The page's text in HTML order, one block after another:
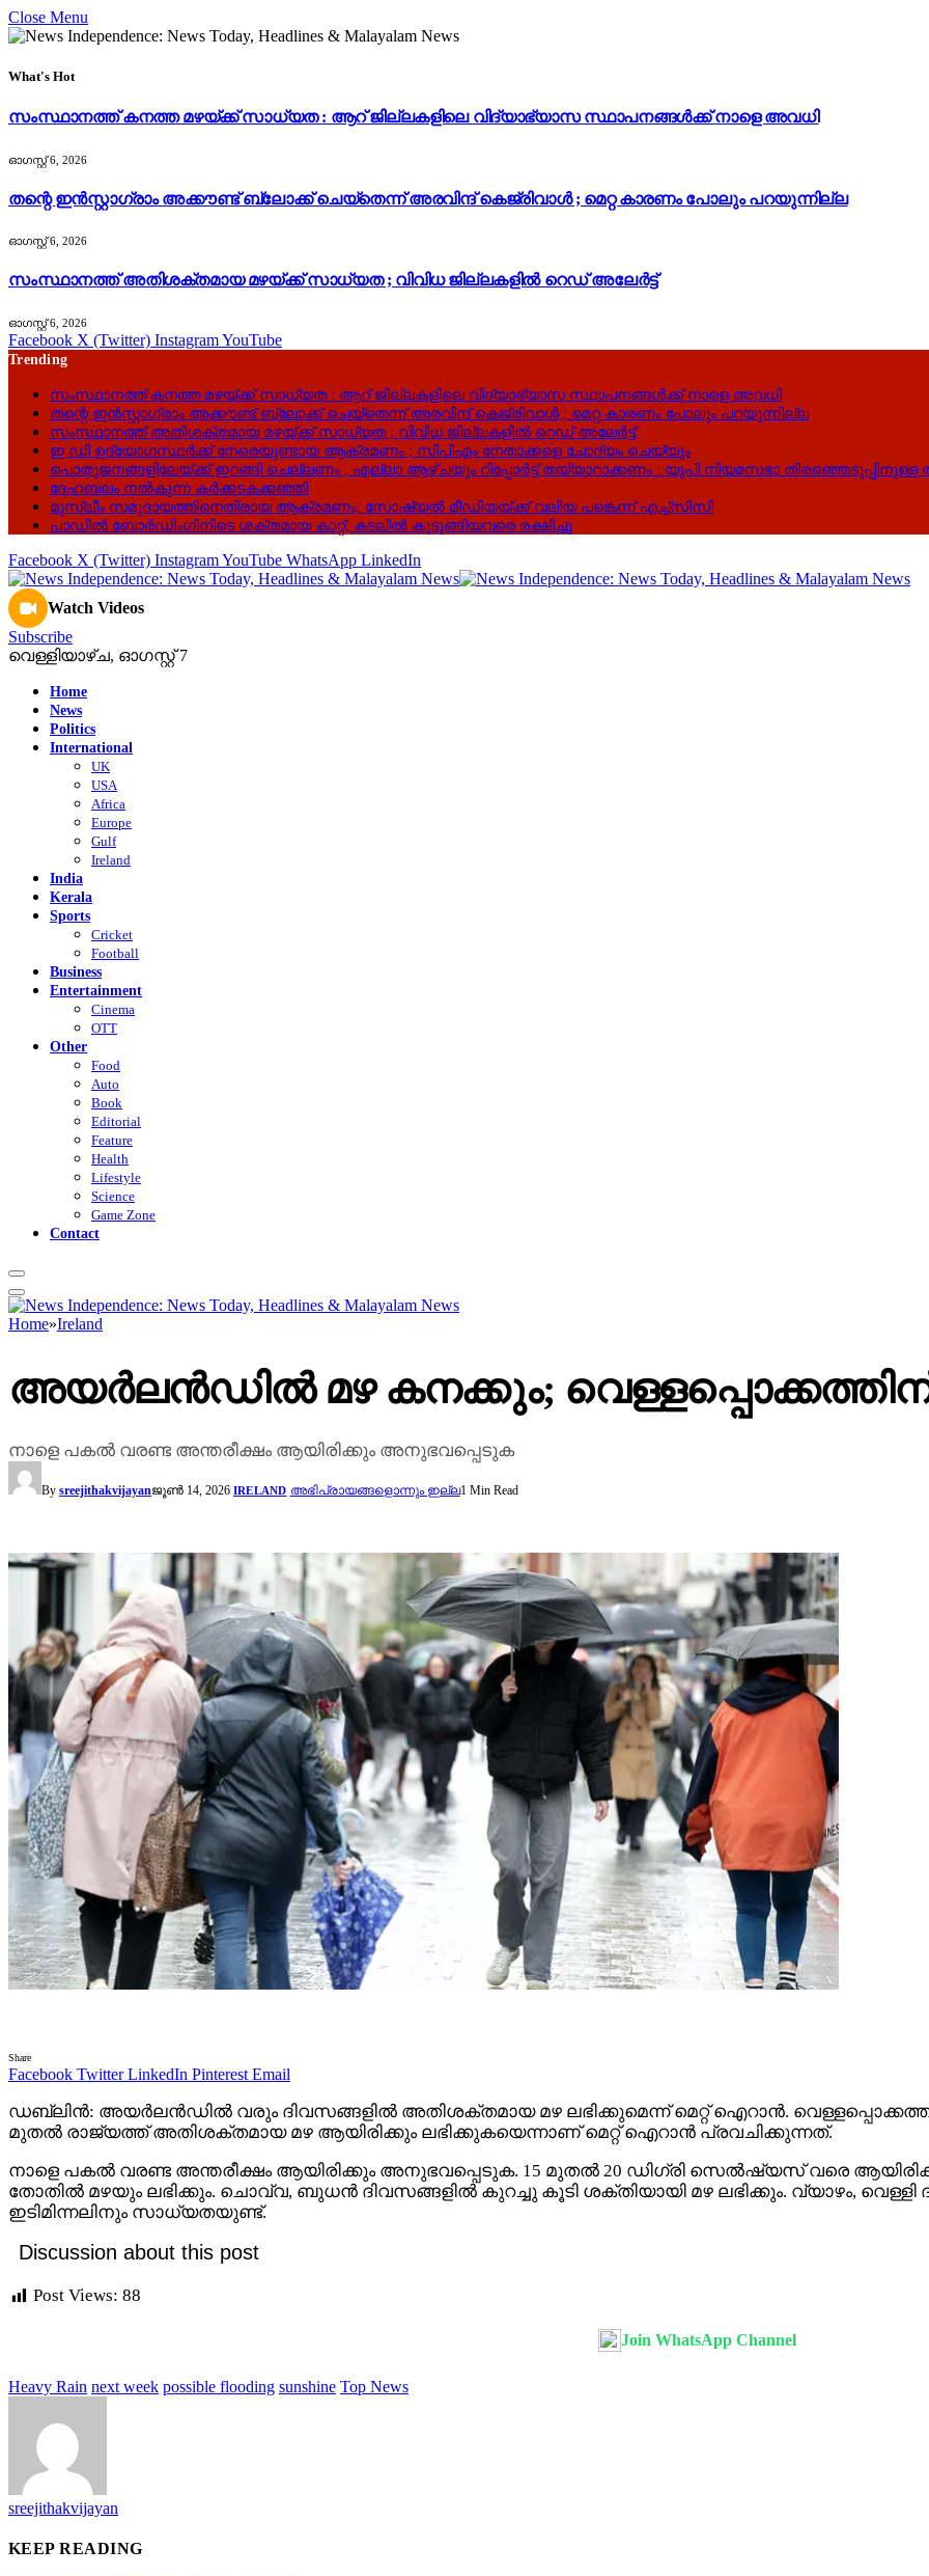
Close Menu
What's Hot
സംസ്ഥാനത്ത് കനത്ത മഴയ്ക്ക് സാധ്യത : ആറ് ജില്ലകളിലെ വിദ്യാഭ്യാസ സ്ഥാപനങ്ങൾക്ക് നാളെ അവധി
ഓഗസ്റ്റ്‌ 6, 2026
തന്റെ ഇൻസ്റ്റാഗ്രാം അക്കൗണ്ട് ബ്ലോക്ക് ചെയ്തെന്ന് അരവിന്ദ് കെജ്‌രിവാൾ ; മെറ്റ കാരണം പോലും പറയുന്നില്ല
ഓഗസ്റ്റ്‌ 6, 2026
സംസ്ഥാനത്ത് അതിശക്തമായ മഴയ്ക്ക് സാധ്യത ; വിവിധ ജില്ലകളിൽ റെഡ് അലേർട്ട്
ഓഗസ്റ്റ്‌ 6, 2026
Facebook X (Twitter) InstagramYouTube
Trending
സംസ്ഥാനത്ത് കനത്ത മഴയ്ക്ക് സാധ്യത : ആറ് ജില്ലകളിലെ വിദ്യാഭ്യാസ സ്ഥാപനങ്ങൾക്ക് നാളെ അവധി
തന്റെ ഇൻസ്റ്റാഗ്രാം അക്കൗണ്ട് ബ്ലോക്ക് ചെയ്തെന്ന് അരവിന്ദ് കെജ്‌രിവാൾ ; മെറ്റ കാരണം പോലും പറയുന്നില്ല
സംസ്ഥാനത്ത് അതിശക്തമായ മഴയ്ക്ക് സാധ്യത ; വിവിധ ജില്ലകളിൽ റെഡ് അലേർട്ട്
ഇ ഡി ഉദ്യോഗസ്ഥർക്ക് നേരെയുണ്ടായ ആക്രമണം ; സിപിഎം നേതാക്കളെ ചോദ്യം ചെയ്യും
പൊതുജനങ്ങളിലേയ്ക്ക് ഇറങ്ങി ചെല്ലണം , എല്ലാ ആഴ്ചയും റിപ്പോർട്ട് തയ്യാറാക്കണം : യുപി നിയമസഭാ
ദേഹബലം നൽകുന്ന കർക്കടകക്കഞ്ഞി
മുസ്ലീം സമുദായത്തിനെതിരായ ആക്രമണം; സോഷ്യൽ മീഡിയയ്ക്ക് വലിയ പങ്കെന്ന് എച്ച്‌സിസി
പാഡിൽ ബോർഡിംഗിനിടെ ശക്തമായ കാറ്റ്; കടലിൽ കുടുങ്ങിയവരെ രക്ഷിച്ചു
Facebook X (Twitter) InstagramYouTube WhatsApp LinkedIn
Watch Videos
Subscribe
വെള്ളിയാഴ്‌ച, ഓഗസ്റ്റ്‌ 7
Home
News
Politics
International
UK
USA
Africa
Europe
Gulf
Ireland
India
Kerala
Sports
Cricket
Football
Business
Entertainment
Cinema
OTT
Other
Food
Auto
Book
Editorial
Feature
Health
Lifestyle
Science
Game Zone
Contact
Home»Ireland
അയർലൻഡിൽ മഴ കനക്കും;
നാളെ പകൽ വരണ്ട അന്തരീക്ഷം ആയിരിക്കും അനുഭവപ്പെടുക
By sreejithakvijayanജൂൺ 14, 2026 IRELAND അഭിപ്രായങ്ങളൊന്നും ഇല്ല1 Min Read
Share
Facebook Twitter LinkedIn Pinterest Email
ഡബ്ലിൻ: അയർലൻഡിൽ വരും ദിവസങ്ങളിൽ അതിശക്തമായ മഴ ലഭിക്കുമെന്ന് മെറ്റ് ഐറാൻ.
മുതൽ രാജ്യത്ത് അതിശക്തമായ മഴ ആയിരിക്കും ലഭിക്കുകയെന്നാണ് മെറ്റ് ഐറാൻ പ്രവചിക്കുന്നത്.
നാളെ പകൽ വരണ്ട അന്തരീക്ഷം ആയിരിക്കും അനുഭവപ്പെടുക. 15 മുതൽ 20 ഡിഗ്രി സെൽഷ്യസ് വരെ
തോതിൽ മഴയും ലഭിക്കും. ചൊവ്വ, ബുധൻ ദിവസങ്ങളിൽ കുറച്ചു കൂടി ശക്തിയായി മഴ ലഭിക്കും. വ്യാഴം,
ഇടിമിന്നലിനും സാധ്യതയുണ്ട്.
Discussion about this post
Post Views: 88
Join WhatsApp Channel
Heavy Rain next week possible flooding sunshine Top News
sreejithakvijayan
KEEP READING